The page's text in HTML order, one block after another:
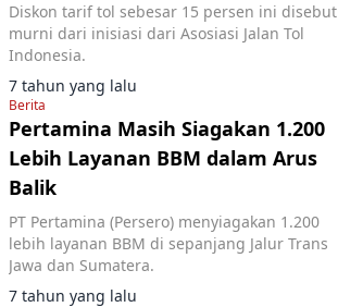
Diskon tarif tol sebesar 15 persen ini disebut
murni dari inisiasi dari Asosiasi Jalan Tol
Indonesia.
7 tahun yang lalu
Berita
Pertamina Masih Siagakan 1.200
Lebih Layanan BBM dalam Arus
Balik
PT Pertamina (Persero) menyiagakan 1.200
lebih layanan BBM di sepanjang Jalur Trans
Jawa dan Sumatera.
7 tahun yang lalu